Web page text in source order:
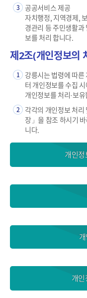
3
공공서비스 제공
자치행정, 지역경제,
경관리 등 주민생활과
보를 처리 합니다.
제2조(개인정보의
1
강릉시는 법령에 따른
터 개인정보를 수집
개인정보를 처리·보
2
각각의 개인정보 처
장」을 참조 하시기
니다.
개인
개